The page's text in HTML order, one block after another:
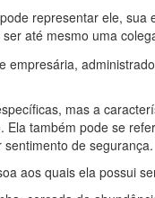
representar ele, sua
até mesmo uma
empresária,
mas a
também pode se
de segurança.
aos quais ela possui